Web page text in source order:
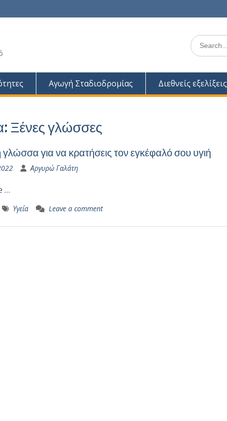
Search
for:
Αγωγή Σταδιοδρομίας Διεθνείς εξελίξεις
Ξένες γλώσσες
για να κρατήσεις τον εγκέφαλό σου υγιή
Αργυρώ Γαλάτη
…
Υγεία Leave a comment